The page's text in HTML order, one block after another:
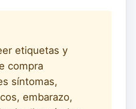
etiquetas y
compra
síntomas,
embarazo,